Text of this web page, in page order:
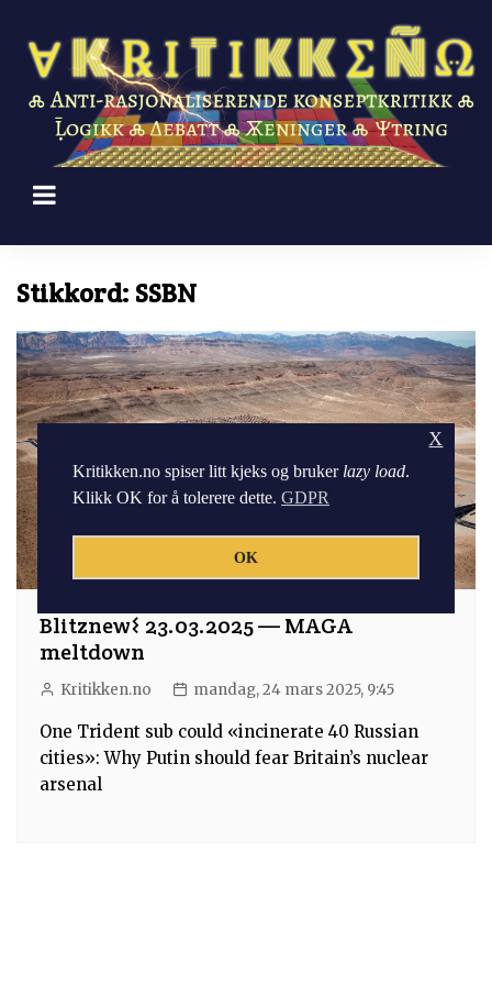
content
Stikkord: SSBN
Blitznew𐌔 23.03.2025 — MAGA
meltdown
Kritikken.no mandag, 24 mars 2025, 9:45
One Trident sub could «incinerate 40 Russian
cities»: Why Putin should fear Britain’s nuclear
arsenal
Kritikken.no spiser litt kjeks og bruker lazy load.
Klikk OK for å tolerere dette. GDPR
OK
X